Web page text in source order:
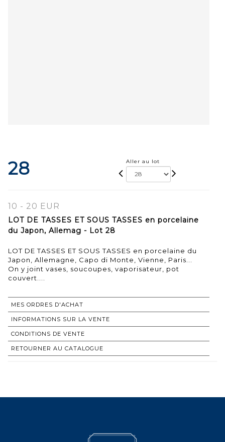
28 Aller au lot
10 - 20 EUR
LOT DE TASSES ET SOUS TASSES en porcelaine
du Japon, Allemag - Lot 28
LOT DE TASSES ET SOUS TASSES en porcelaine du
Japon, Allemagne, Capo di Monte, Vienne, Paris...
On y joint vases, soucoupes, vaporisateur, pot
couvert....
MES ORDRES D'ACHAT
INFORMATIONS SUR LA VENTE
CONDITIONS DE VENTE
RETOURNER AU CATALOGUE